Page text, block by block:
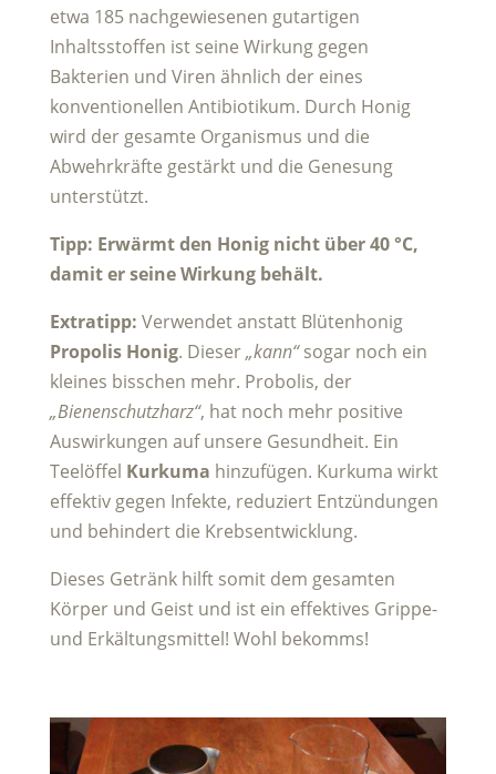
etwa 185 nachgewiesenen gutartigen
Inhaltsstoffen ist seine Wirkung gegen
Bakterien und Viren ähnlich der eines
konventionellen Antibiotikum. Durch Honig
wird der gesamte Organismus und die
Abwehrkräfte gestärkt und die Genesung
unterstützt.
Tipp: Erwärmt den Honig nicht über 40 °C,
damit er seine Wirkung behält.
Extratipp: Verwendet anstatt Blütenhonig
Propolis Honig. Dieser„kann“sogar noch ein
kleines bisschen mehr. Probolis, der
„Bienenschutzharz“, hat noch mehr positive
Auswirkungen auf unsere Gesundheit. Ein
Teelöffel Kurkuma hinzufügen. Kurkuma wirkt
effektiv gegen Infekte, reduziert Entzündungen
und behindert die Krebsentwicklung.
Dieses Getränk hilft somit dem gesamten
Körper und Geist und ist ein effektives Grippe-
und Erkältungsmittel! Wohl bekomms!